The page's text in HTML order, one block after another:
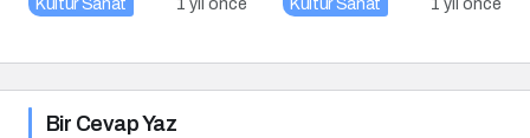
Kültür Sanat 1 yıl önce Kültür Sanat 1 yıl önce
Bir Cevap Yaz